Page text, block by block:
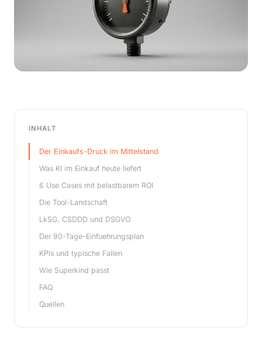
INHALT
Der Einkaufs-Druck im Mittelstand
Was KI im Einkauf heute liefert
6 Use Cases mit belastbarem ROI
Die Tool-Landschaft
LkSG, CSDDD und DSGVO
Der 90-Tage-Einfuehrungsplan
KPIs und typische Fallen
Wie Superkind passt
FAQ
Quellen